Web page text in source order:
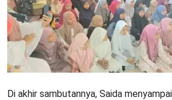
Di akhir sambutannya, Saida